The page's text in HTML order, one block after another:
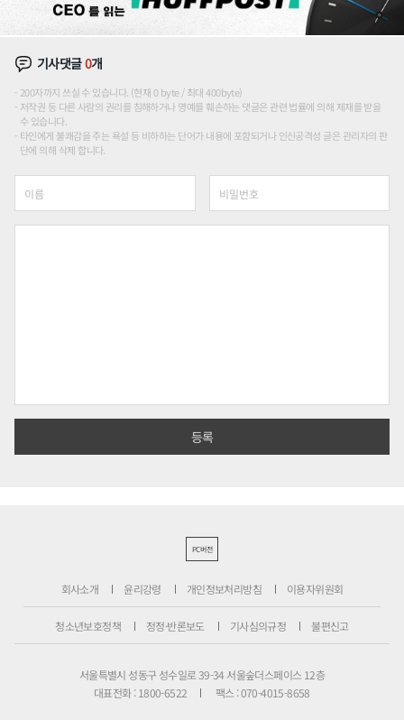
기사댓글0개
200자까지 쓰실 수 있습니다. (현재 0 byte / 최대 400byte)
저작권 등 다른 사람의 권리를 침해하거나 명예를 훼손하는 댓글은 관련 법률에 의해 제재를 받을
수 있습니다.
타인에게 불쾌감을 주는 욕설 등 비하하는 단어가 내용에 포함되거나 인신공격성 글은 관리자의 판
단에 의해 삭제 합니다.
PC버전
회사소개 윤리강령 개인정보처리방침 이용자위원회
청소년보호정책 정정·반론보도 기사심의규정 불편신고
서울특별시 성동구 성수일로 39-34 서울숲더스페이스 12층
대표전화 : 1800-6522
팩스 : 070-4015-8658